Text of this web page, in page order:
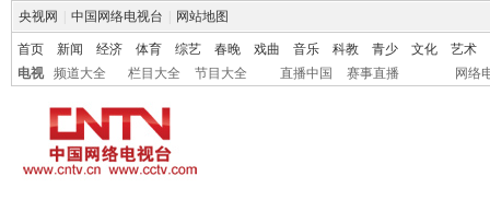
央视网 中国网络电视台 网站地图
首页 新闻 经济 体育 综艺 春晚 戏曲 音乐 科教 青少 文化
艺术
电视
频道大全 栏目大全 节目大全 直播中国 赛事直播 网络